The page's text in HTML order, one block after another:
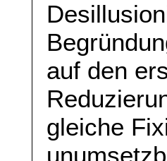
auf den
gleiche